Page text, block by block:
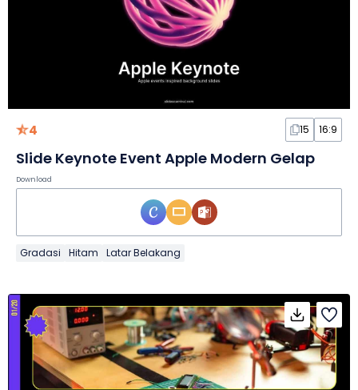
4 15 16:9
Slide Keynote Event Apple Modern Gelap
Download
Gradasi Hitam Latar Belakang